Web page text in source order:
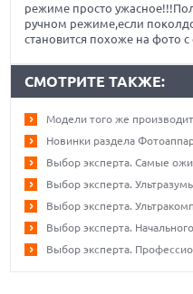
режиме просто
ручном режиме,если
становится похоже на фото
СМОТРИТЕ ТАКЖЕ:
Модели того же
Новинки раздела
Выбор эксперта. Самые
Выбор эксперта.
Выбор эксперта.
Выбор эксперта.
Выбор эксперта.